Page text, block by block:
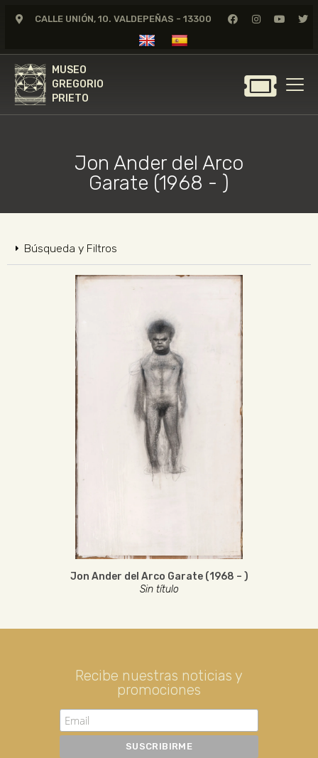
CALLE UNIÓN, 10. VALDEPEÑAS - 13300
MUSEO
GREGORIO
PRIETO
MUSEO
GREGORIO
GREGORIO PRIETO
ARCHIVO
CERTAMEN DE DIBUJO
NOTICIAS
Jon Ander del Arco
Garate (1968 - )
Búsqueda y Filtros
Jon Ander del Arco Garate (1968 – )
Sin título
Recibe nuestras noticias y
promociones